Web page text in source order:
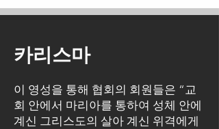
카리스마
이 영성을 통해 협회의 회원들은 “교
회 안에서 마리아를 통하여 성체 안에
계신 그리스도의 살아 계신 위격에게